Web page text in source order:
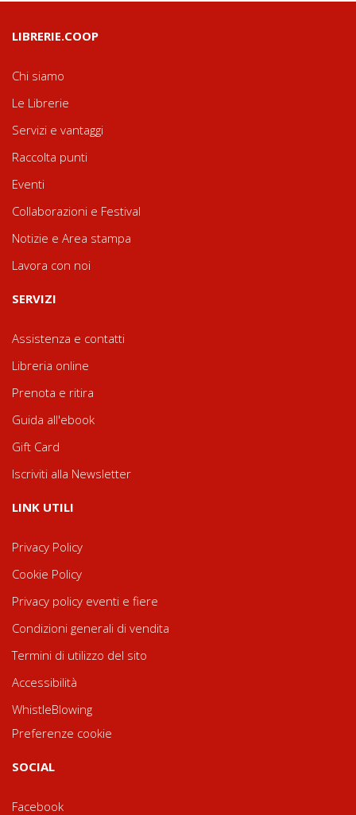
LIBRERIE.COOP
Chi siamo
Le Librerie
Servizi e vantaggi
Raccolta punti
Eventi
Collaborazioni e Festival
Notizie e Area stampa
Lavora con noi
SERVIZI
Assistenza e contatti
Libreria online
Prenota e ritira
Guida all'ebook
Gift Card
Iscriviti alla Newsletter
LINK UTILI
Privacy Policy
Cookie Policy
Privacy policy eventi e fiere
Condizioni generali di vendita
Termini di utilizzo del sito
Accessibilità
WhistleBlowing
Preferenze cookie
SOCIAL
Facebook